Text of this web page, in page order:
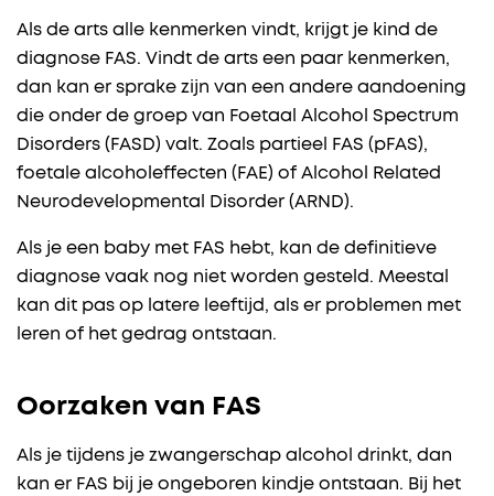
Als de arts alle kenmerken vindt, krijgt je kind de
diagnose FAS. Vindt de arts een paar kenmerken,
dan kan er sprake zijn van een andere aandoening
die onder de groep van Foetaal Alcohol Spectrum
Disorders (FASD) valt. Zoals partieel FAS (pFAS),
foetale alcoholeffecten (FAE) of Alcohol Related
Neurodevelopmental Disorder (ARND).
Als je een baby met FAS hebt, kan de definitieve
diagnose vaak nog niet worden gesteld. Meestal
kan dit pas op latere leeftijd, als er problemen met
leren of het gedrag ontstaan.
Oorzaken van FAS
Als je tijdens je zwangerschap alcohol drinkt, dan
kan er FAS bij je ongeboren kindje ontstaan. Bij het